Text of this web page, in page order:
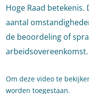
Hoge Raad betekenis.
aantal
de beoordeling of
arbeidsovereenkomst.
Om deze video te
worden toegestaan.